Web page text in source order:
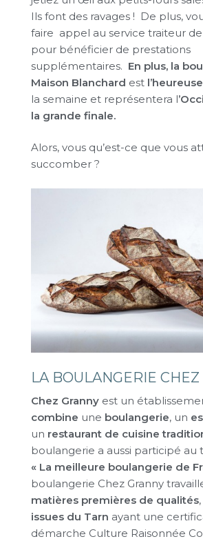
Ils font des ravages ! De plus,
faire appel au service traiteur de
pour bénéficier de prestations
supplémentaires. En plus, la
Maison Blanchard est
la semaine et représentera l
la grande finale.
Alors, vous qu’est-ce que vous
succomber ?
LA BOULANGERIE
Chez Granny est un
combine une boulangerie, un
un restaurant de cuisine
boulangerie a aussi participé au
« La meilleure boulangerie de
boulangerie Chez Granny
matières premières de qualités
issues du Tarn ayant une
démarche Culture Raisonnée